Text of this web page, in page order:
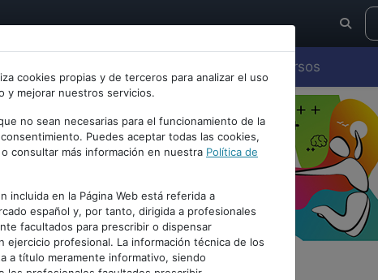
Cursos
cookies propias y de terceros para analizar el uso
y mejorar nuestros servicios.
no sean necesarias para el funcionamiento de la
Puedes aceptar todas las cookies,
consultar más información en nuestra Política de
incluida en la Página Web está referida a
español y, por tanto, dirigida a profesionales
facultados para prescribir o dispensar
ejercicio profesional. La información técnica de los
a título meramente informativo, siendo
los profesionales facultados prescribir
PUBLICIDAD